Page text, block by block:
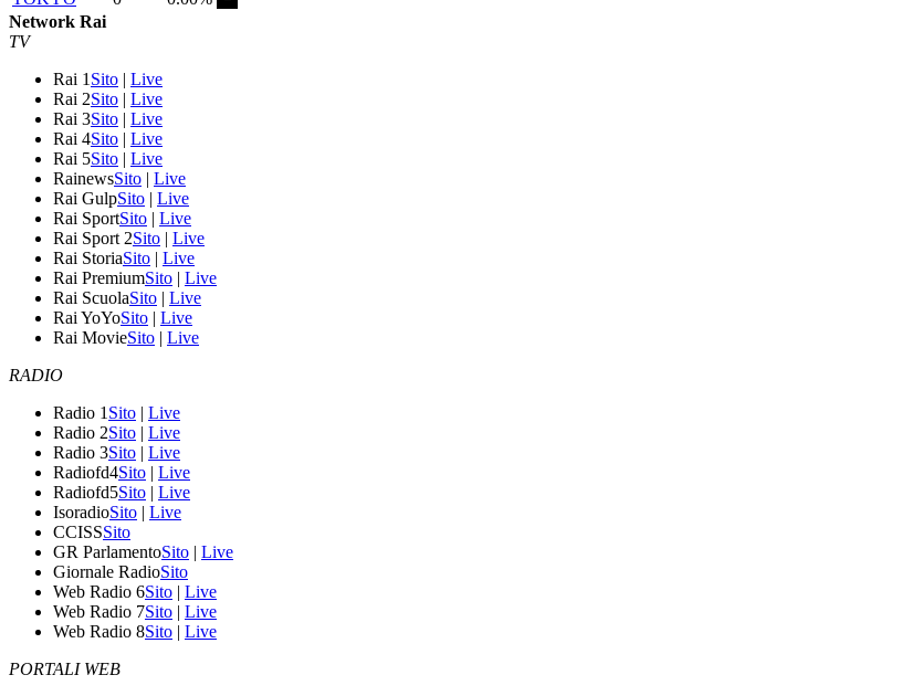
Network Rai
TV
Rai 1 Sito | Live
Rai 2Sito | Live
Rai 3Sito | Live
Rai 4Sito | Live
Rai 5Sito | Live
RainewsSito | Live
Rai GulpSito | Live
Rai SportSito | Live
Rai Sport 2Sito | Live
Rai StoriaSito | Live
Rai PremiumSito | Live
Rai ScuolaSito | Live
Rai YoYoSito | Live
Rai MovieSito | Live
RADIO
Radio 1 Sito | Live
Radio 2Sito | Live
Radio 3Sito | Live
Radiofd4Sito | Live
Radiofd5Sito | Live
IsoradioSito | Live
CCISSSito
GR ParlamentoSito | Live
Giornale RadioSito
Web Radio 6Sito | Live
Web Radio 7Sito | Live
Web Radio 8Sito | Live
PORTALI WEB